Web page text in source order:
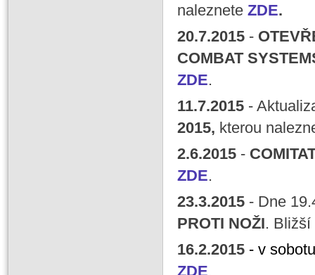
naleznete ZDE.
20.7.2015 -
COMBAT
ZDE.
11.7.2015 -
2015, kterou
2.6.2015 -
ZDE.
23.3.2015 - Dne
PROTI NOŽI.
16.2.2015 - v
ZDE.